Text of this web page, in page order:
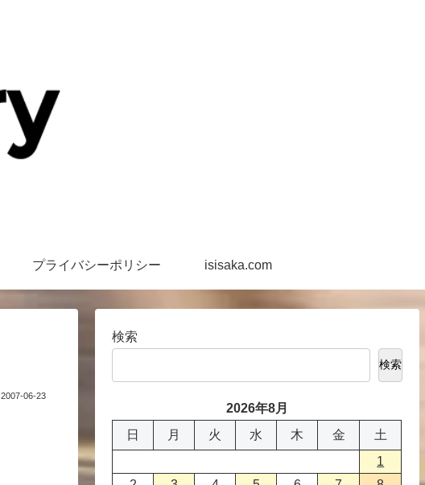
プライバシーポリシー isisaka.com
2007-06-23
検索
検索
2026年8月
日
月 火 水 木 金
土
1